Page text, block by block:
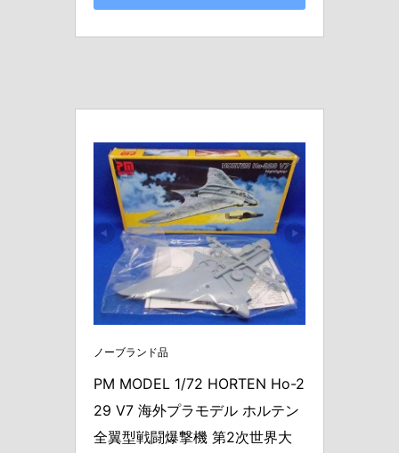
ノーブランド品
PM MODEL 1/72 HORTEN Ho-2
29 V7 海外プラモデル ホルテン
全翼型戦闘爆撃機 第2次世界大